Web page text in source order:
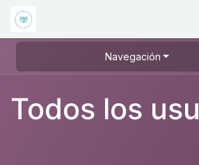
Navegación
Todos los